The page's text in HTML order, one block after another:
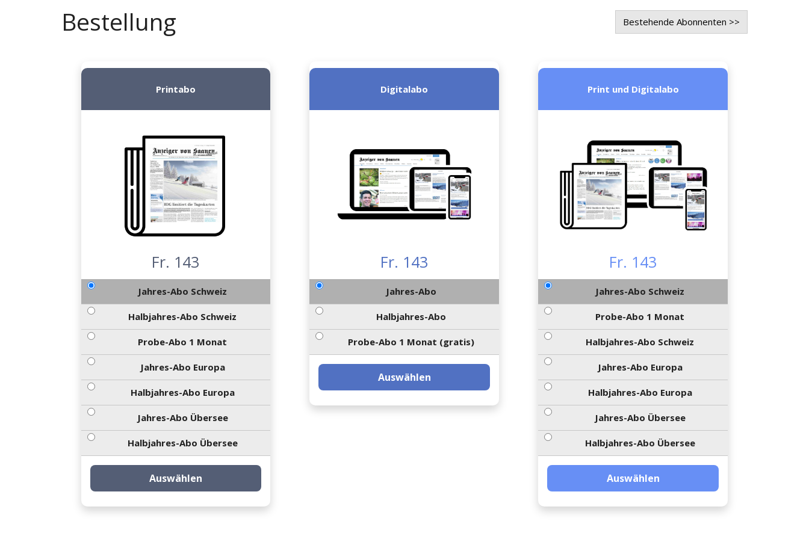
Bestellung Bestehende Abonnenten >>
Printabo
Fr. 143
Jahres-Abo Schweiz
Halbjahres-Abo Schweiz
Probe-Abo 1 Monat
Jahres-Abo Europa
Halbjahres-Abo Europa
Jahres-Abo Übersee
Halbjahres-Abo Übersee
Auswählen
Digitalabo
Fr. 143
Jahres-Abo
Halbjahres-Abo
Probe-Abo 1 Monat (gratis)
Auswählen
Print und Digitalabo
Fr. 143
Jahres-Abo Schweiz
Probe-Abo 1 Monat
Halbjahres-Abo Schweiz
Jahres-Abo Europa
Halbjahres-Abo Europa
Jahres-Abo Übersee
Halbjahres-Abo Übersee
Auswählen